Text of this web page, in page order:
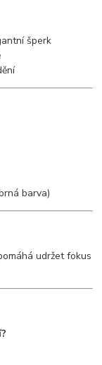
šperk
barva)
udržet fokus